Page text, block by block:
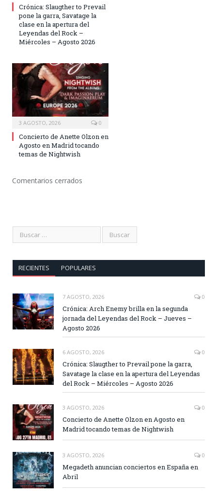
Crónica: Slaugther to Prevail
pone la garra, Savatage la
clase en la apertura del
Leyendas del Rock –
Miércoles – Agosto 2026
3 AGOSTO, 2026 0
Concierto de Anette Olzon en
Agosto en Madrid tocando
temas de Nightwish
Comentarios cerrados
RECIENTES POPULARES
7 AGOSTO, 2026 0
Crónica: Arch Enemy brilla en la segunda
jornada del Leyendas del Rock – Jueves –
Agosto 2026
6 AGOSTO, 2026 0
Crónica: Slaugther to Prevail pone la garra,
Savatage la clase en la apertura del Leyendas
del Rock – Miércoles – Agosto 2026
3 AGOSTO, 2026 0
Concierto de Anette Olzon en Agosto en
Madrid tocando temas de Nightwish
3 AGOSTO, 2026 0
Megadeth anuncian conciertos en España en
Abril